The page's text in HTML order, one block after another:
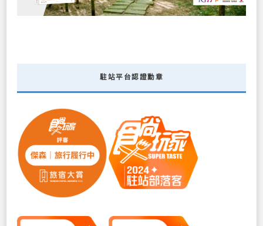
駐站平台認證勳章